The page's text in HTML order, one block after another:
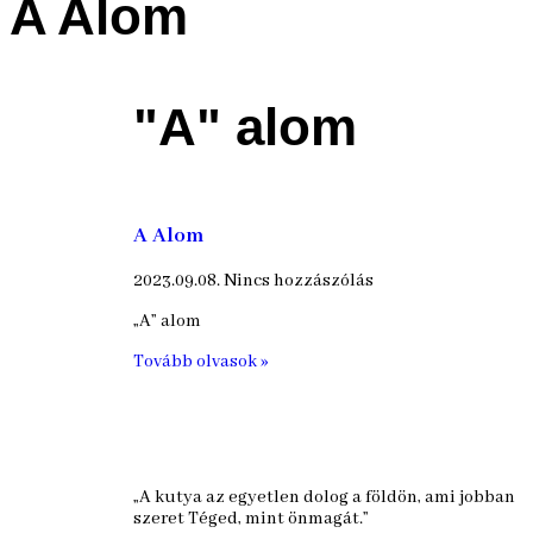
A Alom
"A" alom
A Alom
2023.09.08.Nincs hozzászólás
„A” alom
Tovább olvasok »
„A kutya az egyetlen dolog a földön, ami jobban
szeret Téged, mint önmagát.”